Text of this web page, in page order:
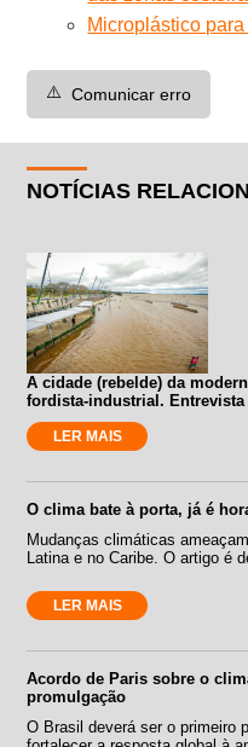
Microplástico para
⚠️ Comunicar erro
NOTÍCIAS
A cidade (rebelde) da
fordista-industrial.
LER MAIS
O clima bate à porta, já é
Mudanças climáticas
Latina e no Caribe. O artigo é
LER MAIS
Acordo de Paris sobre o
promulgação
O Brasil deverá ser o primeiro